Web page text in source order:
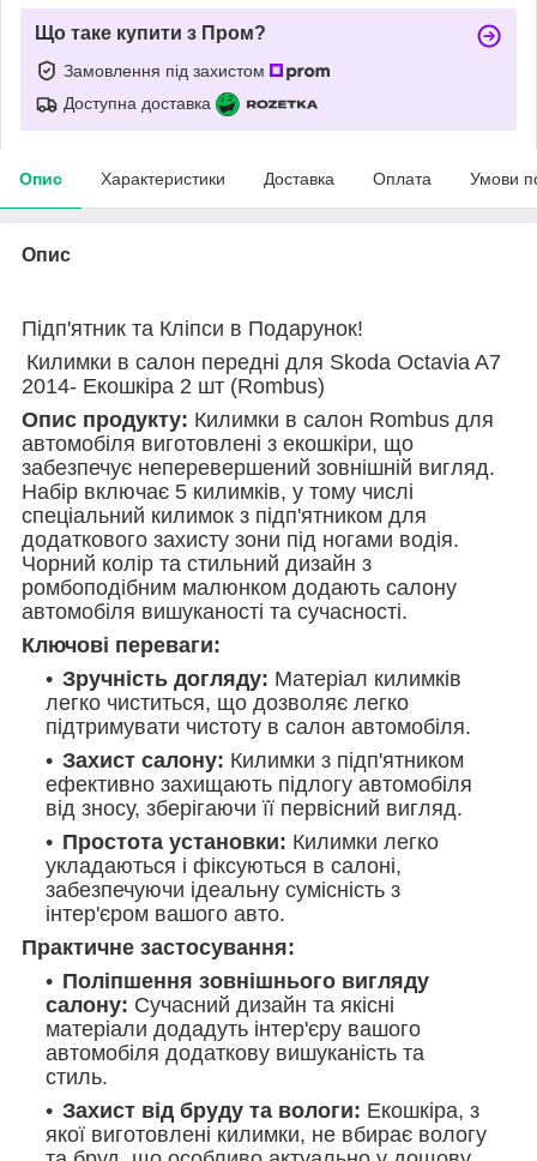
Що таке купити з Пром?
Замовлення під захистом
Доступна доставка
Опис Характеристики Доставка Оплата Умови
Опис
Підп'ятник та Кліпси в Подарунок!
Килимки в салон передні для Skoda Octavia A7
2014- Екошкіра 2 шт (Rombus)
Опис продукту: Килимки в салон Rombus для
автомобіля виготовлені з екошкіри, що
забезпечує неперевершений зовнішній вигляд.
Набір включає 5 килимків, у тому числі
спеціальний килимок з підп'ятником для
додаткового захисту зони під ногами водія.
Чорний колір та стильний дизайн з
ромбоподібним малюнком додають салону
автомобіля вишуканості та сучасності.
Ключові переваги:
Зручність догляду: Матеріал килимків
легко чиститься, що дозволяє легко
підтримувати чистоту в салон автомобіля.
Захист салону: Килимки з підп'ятником
ефективно захищають підлогу автомобіля
від зносу, зберігаючи її первісний вигляд.
Простота установки: Килимки легко
укладаються і фіксуються в салоні,
забезпечуючи ідеальну сумісність з
інтер'єром вашого авто.
Практичне застосування:
Поліпшення зовнішнього вигляду
салону: Сучасний дизайн та якісні
матеріали додадуть інтер'єру вашого
автомобіля додаткову вишуканість та
стиль.
Захист від бруду та вологи: Екошкіра, з
якої виготовлені килимки, не вбирає вологу